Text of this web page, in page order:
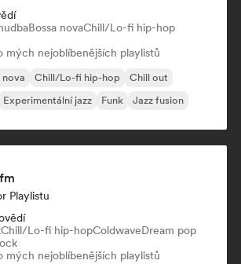
Bossa novaChill/Lo-fi hip-hop
mých nejoblíbenějších playlistů
nova Chill/Lo-fi hip-hop
Chill out
Experimentální jazz Funk Jazz fusion
Playlistu
Chill/Lo-fi hip-hopColdwaveDream pop
mých nejoblíbenějších playlistů